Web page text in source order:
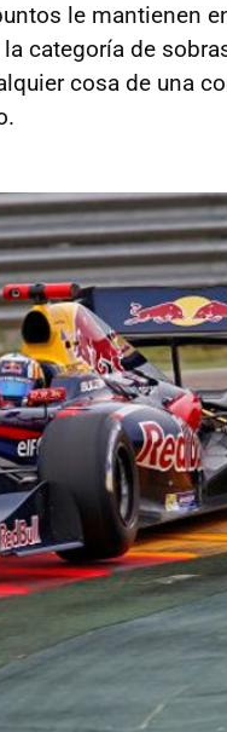
le mantienen
categoría de
cosa de una